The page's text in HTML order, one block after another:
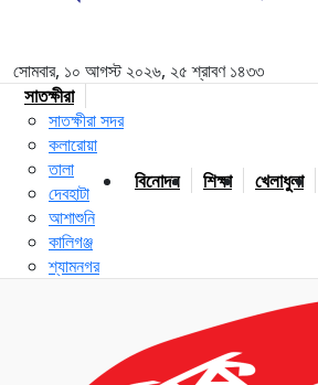
সোমবার, ১০ আগস্ট ২০২৬, ২৫ শ্রাবণ ১৪৩৩
সাতক্ষীরা
সাতক্ষীরা সদর
কলারোয়া
তালা
দেবহাটা
আশাশুনি
কালিগঞ্জ
শ্যামনগর
বিনোদন শিক্ষা খেলাধুলা